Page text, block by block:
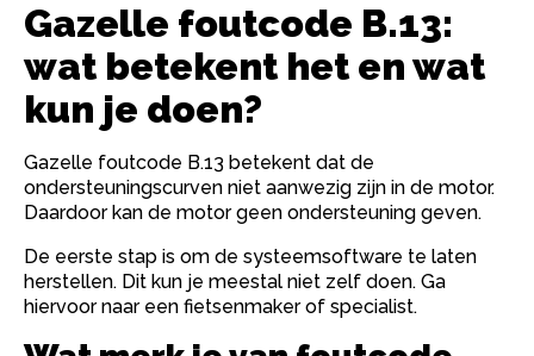
Gazelle foutcode B.13:
wat betekent het en wat
kun je doen?
Gazelle foutcode B.13 betekent dat de
ondersteuningscurven niet aanwezig zijn in de motor.
Daardoor kan de motor geen ondersteuning geven.
De eerste stap is om de systeemsoftware te laten
herstellen. Dit kun je meestal niet zelf doen. Ga
hiervoor naar een fietsenmaker of specialist.